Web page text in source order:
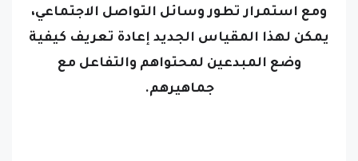
ومع استمرار تطور وسائل التواصل الاجتماعي،
يمكن لهذا المقياس الجديد إعادة تعريف كيفية
وضع المبدعين لمحتواهم والتفاعل مع
جماهيرهم.